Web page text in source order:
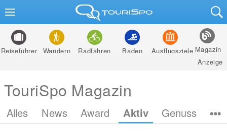
Reiseführer Wandern Radfahren Baden Ausflugsziele Magazin
Anzeige
TouriSpo Magazin
Alles News Award Aktiv Genuss